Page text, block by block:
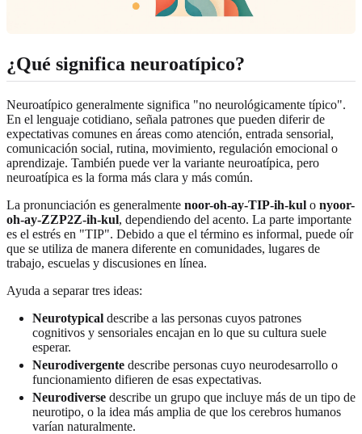
¿Qué significa neuroatípico?
Neuroatípico generalmente significa "no neurológicamente típico".
En el lenguaje cotidiano, señala patrones que pueden diferir de
expectativas comunes en áreas como atención, entrada sensorial,
comunicación social, rutina, movimiento, regulación emocional o
aprendizaje. También puede ver la variante neuroatípica, pero
neuroatípica es la forma más clara y más común.
La pronunciación es generalmente noor-oh-ay-TIP-ih-kul o nyoor-
oh-ay-ZZP2Z-ih-kul, dependiendo del acento. La parte importante
es el estrés en "TIP". Debido a que el término es informal, puede oír
que se utiliza de manera diferente en comunidades, lugares de
trabajo, escuelas y discusiones en línea.
Ayuda a separar tres ideas:
Neurotypical describe a las personas cuyos patrones
cognitivos y sensoriales encajan en lo que su cultura suele
esperar.
Neurodivergente describe personas cuyo neurodesarrollo o
funcionamiento difieren de esas expectativas.
Neurodiverse describe un grupo que incluye más de un tipo de
neurotipo, o la idea más amplia de que los cerebros humanos
varían naturalmente.